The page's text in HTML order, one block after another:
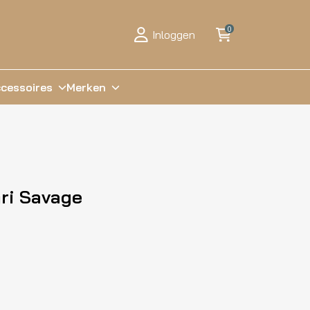
Inloggen 0
Merken
Savage